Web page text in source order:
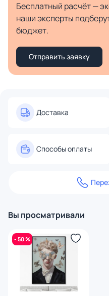
Бесплатный расчёт —
наши эксперты
бюджет.
Отправить заявку
Доставка
Способы оплаты
Вы просматривали
- 50 %